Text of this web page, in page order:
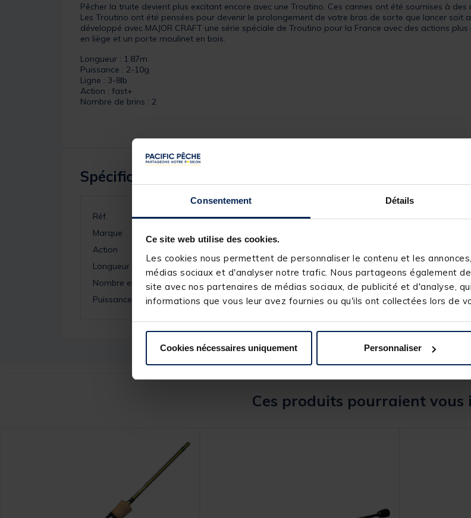
Consentement Détails
Ce site web utilise des cookies.
Les cookies nous permettent de personnaliser le contenu et les
médias sociaux et d'analyser notre trafic. Nous partageons également
site avec nos partenaires de médias sociaux, de publicité et d'analyse,
informations que vous leur avez fournies ou qu'ils ont collectées lors de
Cookies nécessaires uniquement Personnaliser
Pêcher la truite devient plus excitant encore avec une Troutino. Ces cannes ont été soumises à
Les Troutino ont été pensées pour devenir le prolongement de votre bras de sorte que lancer soit
développé avec MAJOR CRAFT une série spéciale de Troutino pour la France avec des actions
en liège et un porte moulinet en bois.
Longueur : 1.87m
Puissance : 2-10g
Ligne : 3-8lb
Action : fast+
Nombre de brins : 2
Spécifications
Réf.
201799-1
Marque
Action
Longueur
Nombre elements
2
Puissance
2-10 g
Ces produits pourraient vous